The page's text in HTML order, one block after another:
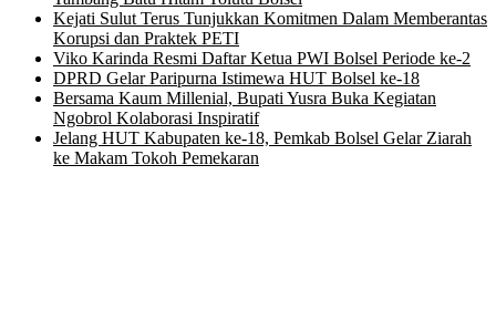
Kejati Sulut Terus Tunjukkan Komitmen Dalam Memberantas
Korupsi dan Praktek PETI
Viko Karinda Resmi Daftar Ketua PWI Bolsel Periode ke-2
DPRD Gelar Paripurna Istimewa HUT Bolsel ke-18
Bersama Kaum Millenial, Bupati Yusra Buka Kegiatan
Ngobrol Kolaborasi Inspiratif
Jelang HUT Kabupaten ke-18, Pemkab Bolsel Gelar Ziarah
ke Makam Tokoh Pemekaran